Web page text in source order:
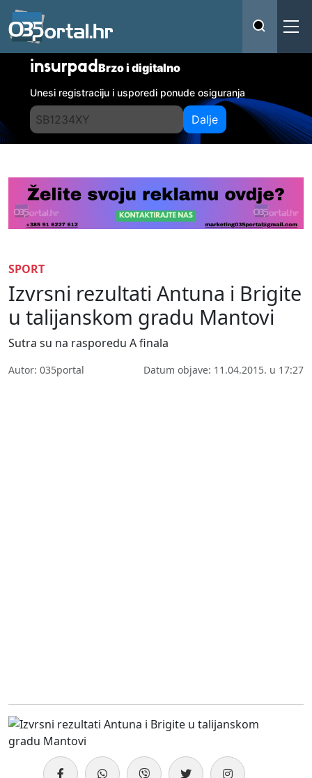
insurpadBrzo i digitalno
Unesi registraciju i usporedi ponude osiguranja
Dalje
SPORT
Izvrsni rezultati Antuna i Brigite
u talijanskom gradu Mantovi
Sutra su na rasporedu A finala
Autor: 035portal Datum objave: 11.04.2015. u 17:27